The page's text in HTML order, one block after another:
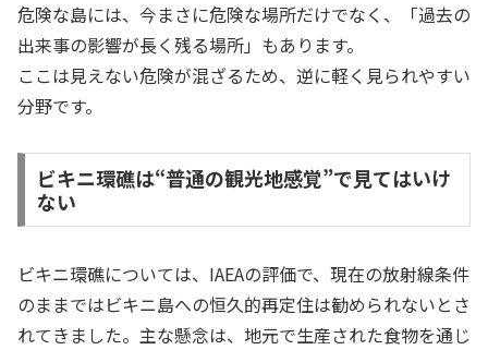
危険な島には、今まさに危険な場所だけでなく、「過去の
出来事の影響が長く残る場所」もあります。
ここは見えない危険が混ざるため、逆に軽く見られやすい
分野です。
ビキニ環礁は“普通の観光地感覚”で見てはいけ
ない
ビキニ環礁については、IAEAの評価で、現在の放射線条件
のままではビキニ島への恒久的再定住は勧められないとさ
れてきました。主な懸念は、地元で生産された食物を通じ